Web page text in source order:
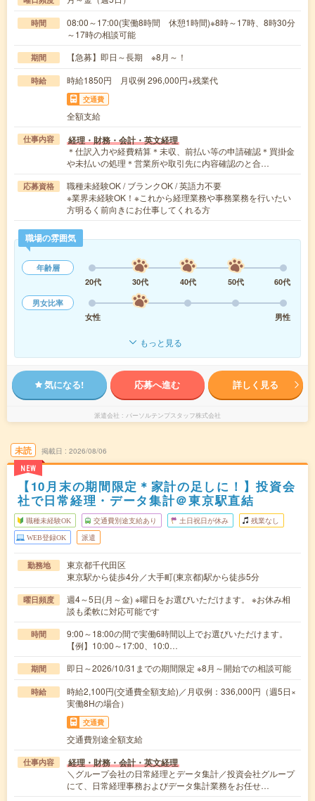
時間
08:00～17:00(実働8時間 休憩1時間)※8時～17時、8時30分
～17時の相談可能
期間 【急募】即日～長期 ※8月～！
時給 時給1850円 月収例 296,000円+残業代
交通費
全額支給
仕事内容 経理・財務・会計・英文経理
＊仕訳入力や経費精算＊未収、前払い等の申請確認＊買掛金
や未払いの処理＊営業所や取引先に内容確認のと合…
応募資格
職種未経験OK / ブランクOK / 英語力不要
※業界未経験OK！※これから経理業務や事務業務を行いたい
方明るく前向きにお仕事してくれる方
職場の雰囲気
年齢層
20代
30代 40代 50代
60代
男女比率
女性
男性
もっと見る
気になる! 応募へ進む 詳しく見る
派遣会社 パーソルテンプスタッフ株式会社
未読
NEW
掲載日 2026/08/06
【10月末の期間限定＊家計の足しに！】投資会
社で日常経理・データ集計＠東京駅直結
職種未経験OK 交通費別途支給あり 土日祝日が休み 残業なし
WEB登録OK 派遣
勤務地
東京都千代田区
東京駅から徒歩4分／大手町(東京都)駅から徒歩5分
曜日頻度
週4～5日(月～金) ※曜日をお選びいただけます。 ※お休み相
談も柔軟に対応可能です
時間
9:00～18:00の間で実働6時間以上でお選びいただけます。
【例】10:00～17:00、10:0…
期間 即日～2026/10/31までの期間限定 ※8月～開始での相談可能
時給
時給2,100円(交通費全額支給)／月収例：336,000円（週5日×
実働8Hの場合）
交通費
交通費別途全額支給
仕事内容 経理・財務・会計・英文経理
＼グループ会社の日常経理とデータ集計／投資会社グループ
にて、日常経理事務およびデータ集計業務をお任せ…